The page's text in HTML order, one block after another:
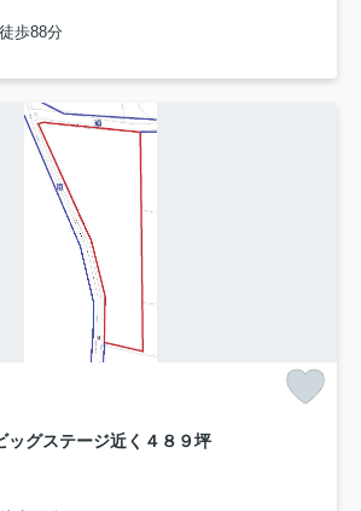
歩88分
ッグステージ近く４８９坪